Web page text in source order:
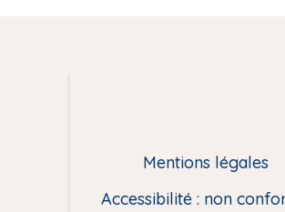
Mentions légales
Accessibilité : non